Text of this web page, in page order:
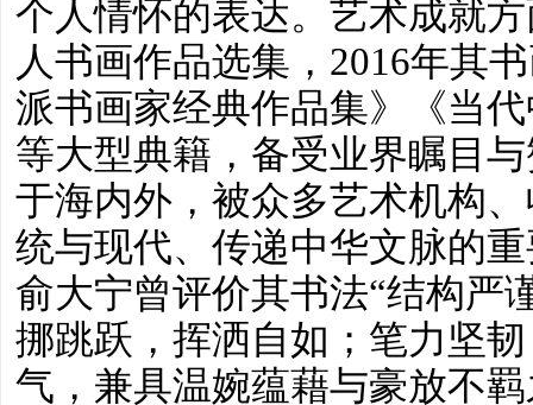
个人情怀的表达。艺术成就
人书画作品选集， 2016年其
派书画家经典作品集》《当
等大型典籍，备受业界瞩目
于海内外，被众多艺术机构
统与现代、传递中华文脉的
俞大宁曾评价其书法“结构严
挪跳跃，挥洒自如；笔力坚
气，兼具温婉蕴藉与豪放不